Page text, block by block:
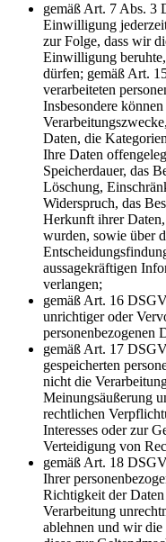
gemäß Art. 7 Abs. 3
Einwilligung
zur Folge, dass wir
Einwilligung
dürfen; gemäß Art.
verarbeiteten
Insbesondere
Daten, die
Ihre Daten
Speicherdauer, das
Löschung,
Widerspruch, das
Herkunft ihrer
wurden, sowie über
aussagekräftigen
verlangen;
gemäß Art. 16
unrichtiger oder
personenbezogenen
gemäß Art. 17
gespeicherten
nicht die
Meinungsäußerung
rechtlichen
Interesses oder zur
Verteidigung von
gemäß Art. 18
Ihrer
Richtigkeit der
Verarbeitung
ablehnen und wir